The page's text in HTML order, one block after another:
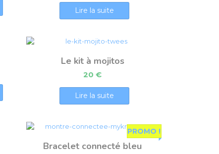
Lire la suite
Le kit à mojitos
20€
Lire la suite
PROMO !
Bracelet connecté bleu